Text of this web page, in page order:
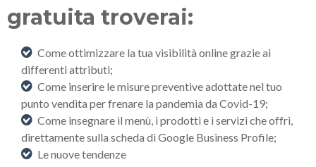
gratuita troverai:
Come ottimizzare la tua visibilità online grazie ai
differenti attributi;
Come inserire le misure preventive adottate nel tuo
punto vendita per frenare la pandemia da Covid-19;
Come insegnare il menù, i prodotti e i servizi che offri,
direttamente sulla scheda di Google Business Profile;
Le nuove tendenze